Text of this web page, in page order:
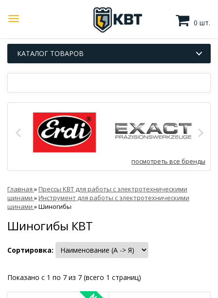
0 шт.
КАТАЛОГ ТОВАРОВ
посмотреть все бренды
Главная »Прессы КВТ для работы с электротехническими
шинами »Инструмент для работы с электротехническими
шинами »Шиногибы
Шиногибы КВТ
Сортировка:
Показано с 1 по 7 из 7 (всего 1 страниц)